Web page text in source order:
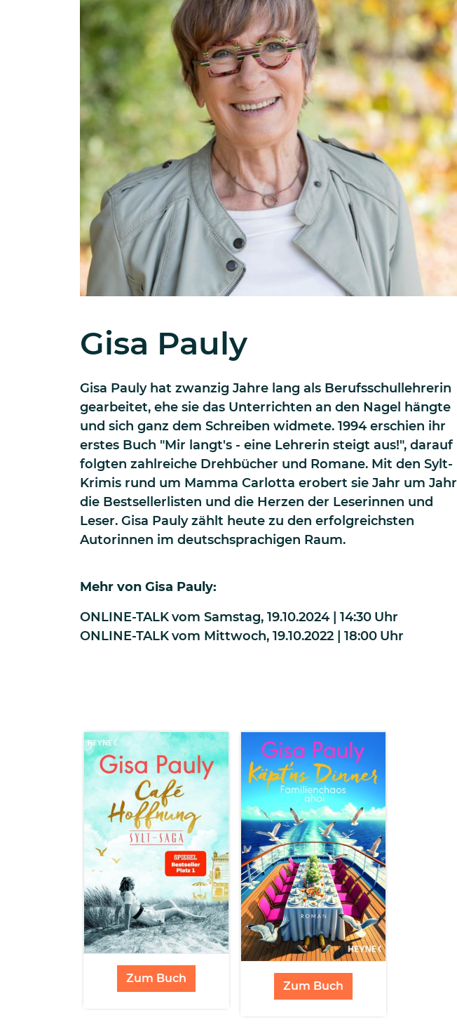
Gisa Pauly
Gisa Pauly hat zwanzig Jahre lang als Berufsschullehrerin
gearbeitet, ehe sie das Unterrichten an den Nagel hängte
und sich ganz dem Schreiben widmete. 1994 erschien ihr
erstes Buch "Mir langt's - eine Lehrerin steigt aus!", darauf
folgten zahlreiche Drehbücher und Romane. Mit den Sylt-
Krimis rund um Mamma Carlotta erobert sie Jahr um Jahr
die Bestsellerlisten und die Herzen der Leserinnen und
Leser. Gisa Pauly zählt heute zu den erfolgreichsten
Autorinnen im deutschsprachigen Raum.
Mehr von Gisa Pauly:
ONLINE-TALKvom Samstag, 19.10.2024 | 14:30 Uhr
ONLINE-TALKvom Mittwoch, 19.10.2022 | 18:00 Uhr
Zum Buch
Zum Buch